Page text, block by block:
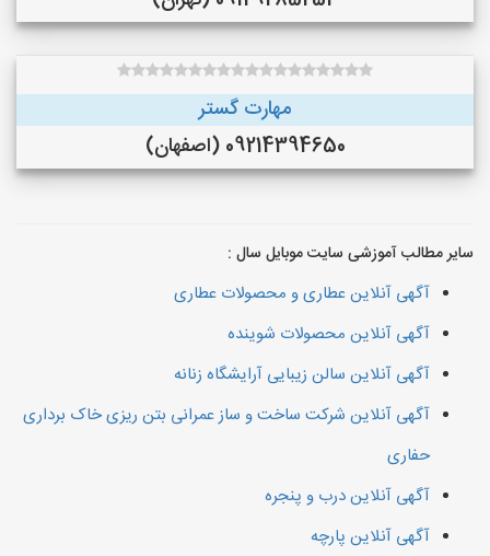
مهارت گستر
09214394650 (اصفهان)
سایر مطالب آموزشی سایت موبایل سال :
آگهی آنلاین عطاری و محصولات عطاری
آگهی آنلاین محصولات شوینده
آگهی آنلاین سالن زیبایی آرایشگاه زنانه
آگهی آنلاین شرکت ساخت و ساز عمرانی بتن ریزی خاک برداری
حفاری
آگهی آنلاین درب و پنجره
آگهی آنلاین پارچه